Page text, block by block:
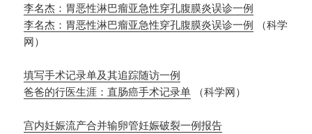
李名杰：胃恶性淋巴瘤亚急性穿孔腹膜炎误诊一例
李名杰：胃恶性淋巴瘤亚急性穿孔腹膜炎误诊一例 （科学
网）
填写手术记录单及其追踪随访一例
爸爸的行医生涯：直肠癌手术记录单 （科学网）
宫内妊娠流产合并输卵管妊娠破裂一例报告